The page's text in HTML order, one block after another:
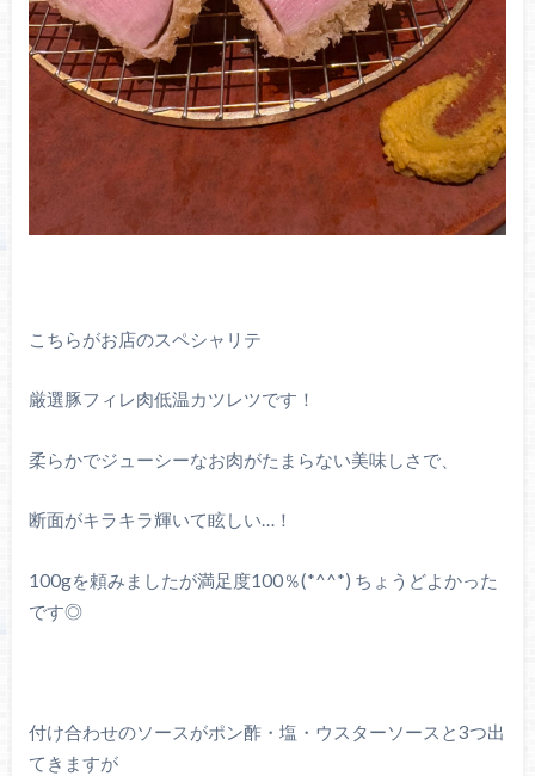
こちらがお店のスペシャリテ
厳選豚フィレ肉低温カツレツです！
柔らかでジューシーなお肉がたまらない美味しさで、
断面がキラキラ輝いて眩しい…！
100gを頼みましたが満足度100％(*^^*) ちょうどよかった
です◎
付け合わせのソースがポン酢・塩・ウスターソースと3つ出
てきますが